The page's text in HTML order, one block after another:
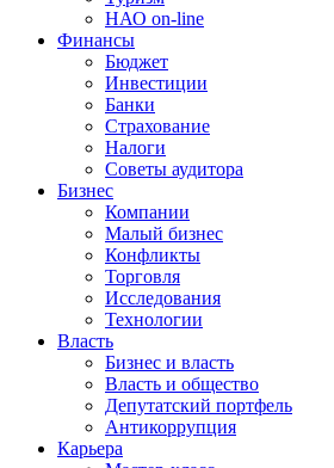
НАО on-line
Финансы
Бюджет
Инвестиции
Банки
Страхование
Налоги
Советы аудитора
Бизнес
Компании
Малый бизнес
Конфликты
Торговля
Исследования
Технологии
Власть
Бизнес и власть
Власть и общество
Депутатский портфель
Антикоррупция
Карьера